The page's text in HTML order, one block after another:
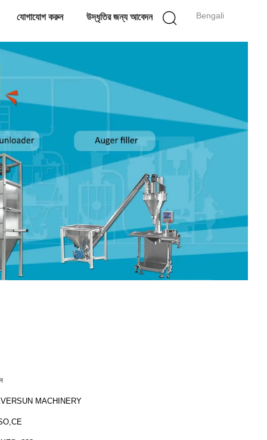
Bengali
যোগাযোগ করুন উদ্ধৃতির জন্য আবেদন
MACHINERY